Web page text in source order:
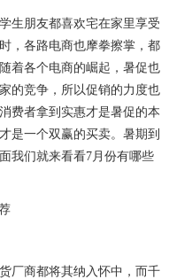
生朋友都喜欢宅在家里享受
，各路电商也摩拳擦掌，都
着各个电商的崛起，暑促也
的竞争，所以促销的力度也
费者拿到实惠才是暑促的本
是一个双赢的买卖。暑期到
我们就来看看7月份有哪些
厂商都将其纳入怀中，而千